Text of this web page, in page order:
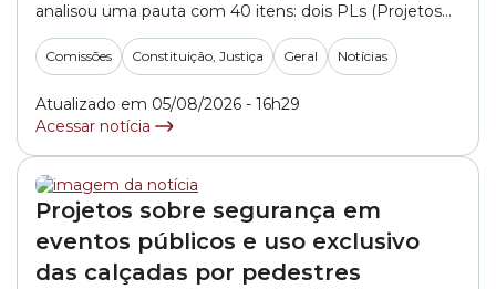
analisou uma pauta com 40 itens: dois PLs (Projetos
de Lei) do Executivo, além de matérias de vereadores
sobre diferentes temas. Do total, 36 itens tiveram os
pareceres de legalidade aprovados e quatro foram
adiados a pedido dos parlamentares. Executivo
Apresentado... »
Comissões Constituição, Justiça Geral Notícias
Atualizado em 05/08/2026 - 16h29
Acessar notícia
Projetos sobre segurança em
eventos públicos e uso exclusivo
das calçadas por pedestres